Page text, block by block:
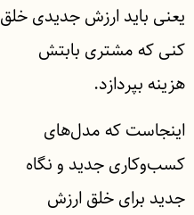
یعنی باید ارزش جدیدی خلق
کنی که مشتری بابتش
هزینه بپردازد.
اینجاست که مدل‌های
کسب‌وکاری جدید و نگاه
جدید برای خلق ارزش